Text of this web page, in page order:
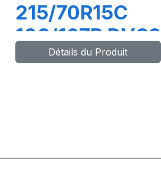
215/70R15C
109/107R DV82
Détails du Produit